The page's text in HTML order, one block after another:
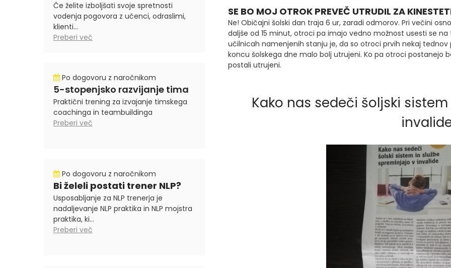
Če želite izboljšati svoje spretnosti
vodenja pogovora z učenci, odraslimi,
klienti...
Preberi več
Po dogovoru z naročnikom
5-stopenjsko razvijanje tima
Praktični trening za izvajanje timskega
coachinga in teambuildinga
Preberi več
Po dogovoru z naročnikom
Bi želeli postati trener NLP?
Usposabljanje za NLP trenerja je
nadaljevanje NLP praktika in NLP mojstra
praktika, ki...
Preberi več
SE BO MOJ OTROK PREVEČ UTRUDIL ZA
Ne! Običajni šolski dan traja 6 ur, zaradi odmorov. Pri večini
daljše od 15 minut, otroci pa imajo vedno možnost usesti se na
učilnicah namenjenih stanju je, da so otroci prvih nekaj
koncu šolskega dne malo bolj utrujeni. Ko pa otroci postanejo
postali utrujeni.
Kako nas sedeči šoljski